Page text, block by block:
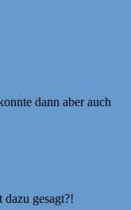
dann aber auch
gesagt?!